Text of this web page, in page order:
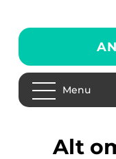
Menu
Alt om apotek: Din